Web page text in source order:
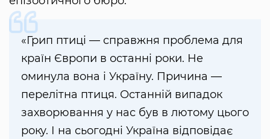
«Грип птиці — справжня проблема для
країн Європи в останні роки. Не
оминула вона і Україну. Причина —
перелітна птиця. Останній випадок
захворювання у нас був в лютому цього
року. І на сьогодні Україна відповідає